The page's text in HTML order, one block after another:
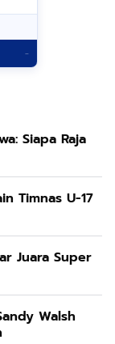
–
Siapa Raja
Timnas U-17
Juara Super
Walsh